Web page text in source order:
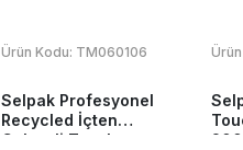
Ürün Kodu: TM060106
Selpak Profesyonel
Recycled İçten
Çekmeli Tuvalet